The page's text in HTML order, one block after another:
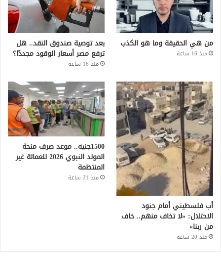
من هي الحقيقة وما هو الكذب
منذ 16 ساعة
بعد توصية صندوق النقد.. هل
ترفع مصر أسعار الوقود مجددًا؟
منذ 16 ساعة
أب فلسطيني أمام جنود
الاحتلال: «لا تخاف منهم.. خاف
من ربنا»
منذ 20 ساعة
1500جنيه.. موعد صرف منحة
المولد النبوي 2026 للعمالة غير
المنتظمة
منذ 21 ساعة